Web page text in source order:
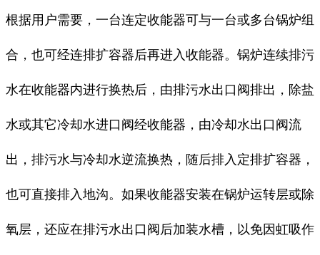
根据用户需要，一台连定收能器可与一台或多台锅炉组
合，也可经连排扩容器后再进入收能器。锅炉连续排污
水在收能器内进行换热后，由排污水出口阀排出，除盐
水或其它冷却水进口阀经收能器，由冷却水出口阀流
出，排污水与冷却水逆流换热，随后排入定排扩容器，
也可直接排入地沟。如果收能器安装在锅炉运转层或除
氧层，还应在排污水出口阀后加装水槽，以免因虹吸作